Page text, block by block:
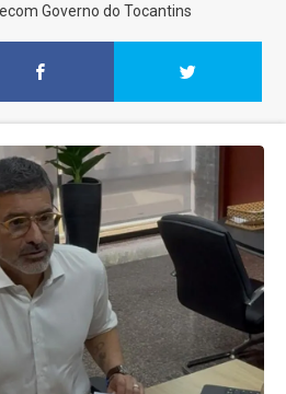
Governo do Tocantins